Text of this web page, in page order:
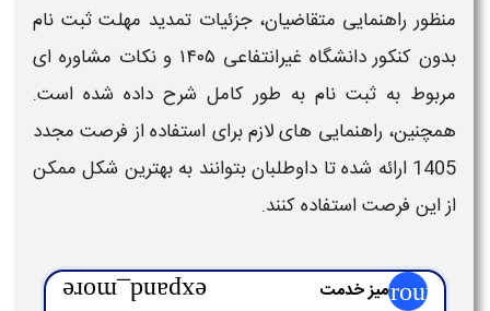
منظور راهنمایی متقاضیان، جزئیات تمدید مهلت ثبت نام
بدون کنکور دانشگاه غیرانتفاعی ۱۴۰۵
و نکات مشاوره‌ ای
مربوط به ثبت نام به طور کامل شرح داده شده است.
همچنین، راهنمایی‌ های لازم برای استفاده از فرصت مجدد
1405 ارائه شده تا داوطلبان بتوانند به بهترین شکل ممکن
از این فرصت استفاده کنند.
groupمیز خدمت expand_more